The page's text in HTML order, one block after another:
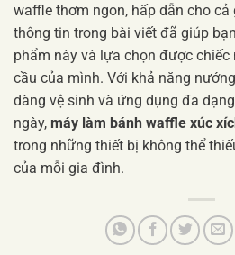
waffle thơm ngon, hấp dẫn cho
thông tin trong bài viết đã giúp
phẩm này và lựa chọn được chiếc
cầu của mình. Với khả năng
dàng vệ sinh và ứng dụng đa
ngày, máy làm bánh waffle xúc
trong những thiết bị không thể
của mỗi gia đình.